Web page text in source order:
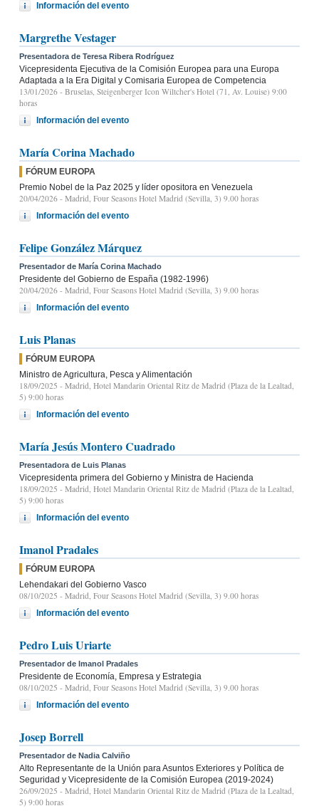
Información del evento
Margrethe Vestager
Presentadora de Teresa Ribera Rodríguez
Vicepresidenta Ejecutiva de la Comisión Europea para una Europa
Adaptada a la Era Digital y Comisaria Europea de Competencia
13/01/2026 - Bruselas, Steigenberger Icon Wiltcher's Hotel (71, Av. Louise) 9:00
horas
Información del evento
María Corina Machado
FÓRUM EUROPA
Premio Nobel de la Paz 2025 y líder opositora en Venezuela
20/04/2026 - Madrid, Four Seasons Hotel Madrid (Sevilla, 3) 9.00 horas
Información del evento
Felipe González Márquez
Presentador de María Corina Machado
Presidente del Gobierno de España (1982-1996)
20/04/2026 - Madrid, Four Seasons Hotel Madrid (Sevilla, 3) 9.00 horas
Información del evento
Luis Planas
FÓRUM EUROPA
Ministro de Agricultura, Pesca y Alimentación
18/09/2025 - Madrid, Hotel Mandarin Oriental Ritz de Madrid (Plaza de la Lealtad,
5) 9:00 horas
Información del evento
María Jesús Montero Cuadrado
Presentadora de Luis Planas
Vicepresidenta primera del Gobierno y Ministra de Hacienda
18/09/2025 - Madrid, Hotel Mandarin Oriental Ritz de Madrid (Plaza de la Lealtad,
5) 9:00 horas
Información del evento
Imanol Pradales
FÓRUM EUROPA
Lehendakari del Gobierno Vasco
08/10/2025 - Madrid, Four Seasons Hotel Madrid (Sevilla, 3) 9.00 horas
Información del evento
Pedro Luis Uriarte
Presentador de Imanol Pradales
Presidente de Economía, Empresa y Estrategia
08/10/2025 - Madrid, Four Seasons Hotel Madrid (Sevilla, 3) 9.00 horas
Información del evento
Josep Borrell
Presentador de Nadia Calviño
Alto Representante de la Unión para Asuntos Exteriores y Política de
Seguridad y Vicepresidente de la Comisión Europea (2019-2024)
26/09/2025 - Madrid, Hotel Mandarin Oriental Ritz de Madrid (Plaza de la Lealtad,
5) 9:00 horas